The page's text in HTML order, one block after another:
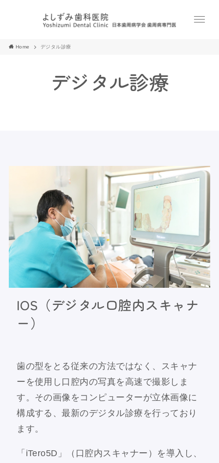
Home デジタル診療
デジタル診療
IOS（デジタル口腔内スキャナ
ー）
歯の型をとる従来の方法ではなく、スキャナ
ーを使用し口腔内の写真を高速で撮影しま
す。その画像をコンピューターが立体画像に
構成する、最新のデジタル診療を行っており
ます。
「iTero5D」（口腔内スキャナー）を導入し、